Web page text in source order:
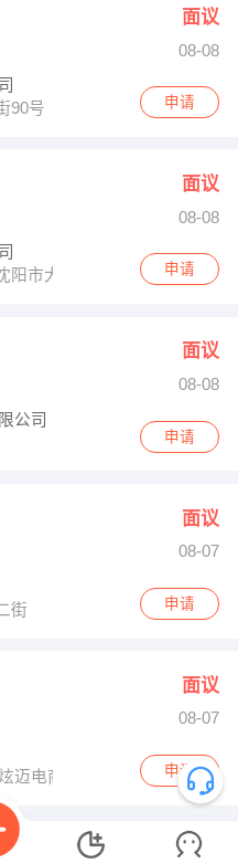
面议
08-08
90号（兴顺九路）中城大厦
申请
面议
08-08
阳市大东区东塔街1号申请
面议
08-08
公司
申请
面议
08-07
街
申请
面议
08-07
迈电商
申请